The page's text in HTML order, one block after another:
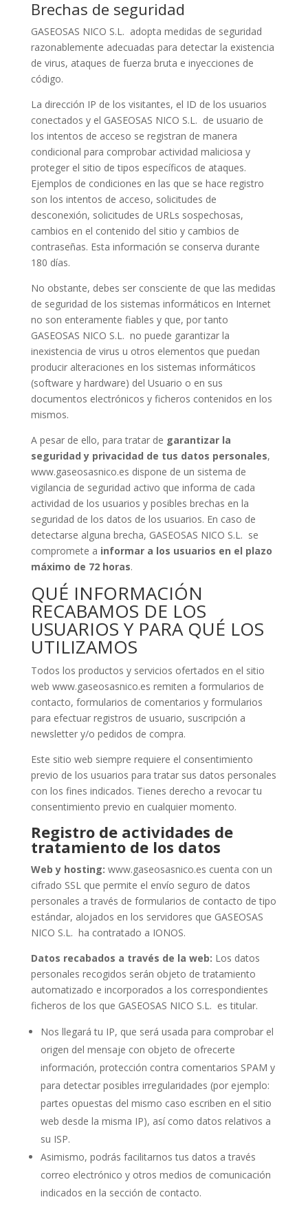
Brechas de seguridad
GASEOSAS NICO S.L. adopta medidas de seguridad
razonablemente adecuadas para detectar la existencia
de virus, ataques de fuerza bruta e inyecciones de
código.
La dirección IP de los visitantes, el ID de los usuarios
conectados y el GASEOSAS NICO S.L. de usuario de
los intentos de acceso se registran de manera
condicional para comprobar actividad maliciosa y
proteger el sitio de tipos específicos de ataques.
Ejemplos de condiciones en las que se hace registro
son los intentos de acceso, solicitudes de
desconexión, solicitudes de URLs sospechosas,
cambios en el contenido del sitio y cambios de
contraseñas. Esta información se conserva durante
180 días.
No obstante, debes ser consciente de que las medidas
de seguridad de los sistemas informáticos en Internet
no son enteramente fiables y que, por tanto
GASEOSAS NICO S.L. no puede garantizar la
inexistencia de virus u otros elementos que puedan
producir alteraciones en los sistemas informáticos
(software y hardware) del Usuario o en sus
documentos electrónicos y ficheros contenidos en los
mismos.
A pesar de ello, para tratar de garantizar la
seguridad y privacidad de tus datos personales,
www.gaseosasnico.es dispone de un sistema de
vigilancia de seguridad activo que informa de cada
actividad de los usuarios y posibles brechas en la
seguridad de los datos de los usuarios. En caso de
detectarse alguna brecha, GASEOSAS NICO S.L. se
compromete a informar a los usuarios en el plazo
máximo de 72 horas.
QUÉ INFORMACIÓN
RECABAMOS DE LOS
USUARIOS Y PARA QUÉ LOS
UTILIZAMOS
Todos los productos y servicios ofertados en el sitio
web www.gaseosasnico.es remiten a formularios de
contacto, formularios de comentarios y formularios
para efectuar registros de usuario, suscripción a
newsletter y/o pedidos de compra.
Este sitio web siempre requiere el consentimiento
previo de los usuarios para tratar sus datos personales
con los fines indicados. Tienes derecho a revocar tu
consentimiento previo en cualquier momento.
Registro de actividades de
tratamiento de los datos
Web y hosting: www.gaseosasnico.es cuenta con un
cifrado SSL que permite el envío seguro de datos
personales a través de formularios de contacto de tipo
estándar, alojados en los servidores que GASEOSAS
NICO S.L. ha contratado a IONOS.
Datos recabados a través de la web: Los datos
personales recogidos serán objeto de tratamiento
automatizado e incorporados a los correspondientes
ficheros de los que GASEOSAS NICO S.L. es titular.
Nos llegará tu IP, que será usada para comprobar el
origen del mensaje con objeto de ofrecerte
información, protección contra comentarios SPAM y
para detectar posibles irregularidades (por ejemplo:
partes opuestas del mismo caso escriben en el sitio
web desde la misma IP), así como datos relativos a
su ISP.
Asimismo, podrás facilitarnos tus datos a través
correo electrónico y otros medios de comunicación
indicados en la sección de contacto.